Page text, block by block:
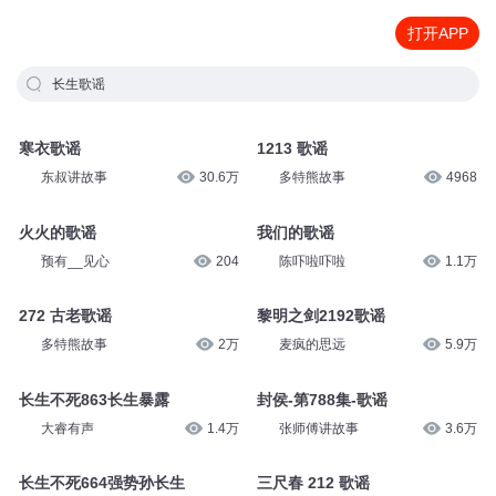
打开APP
长生歌谣
寒衣歌谣
东叔讲故事 30.6万
火火的歌谣
预有__见心 204
272 古老歌谣
多特熊故事 2万
长生不死863长生暴露
大睿有声 1.4万
长生不死664强势孙长生
1213 歌谣
多特熊故事 4968
我们的歌谣
陈吓啦吓啦 1.1万
黎明之剑2192歌谣
麦疯的思远 5.9万
封侯-第788集-歌谣
张师傅讲故事 3.6万
三尺春 212 歌谣